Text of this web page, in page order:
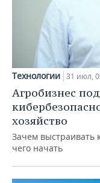
Технологии 31 июл,
Агробизнес
хозяйство
Зачем выстраивать
чего начать